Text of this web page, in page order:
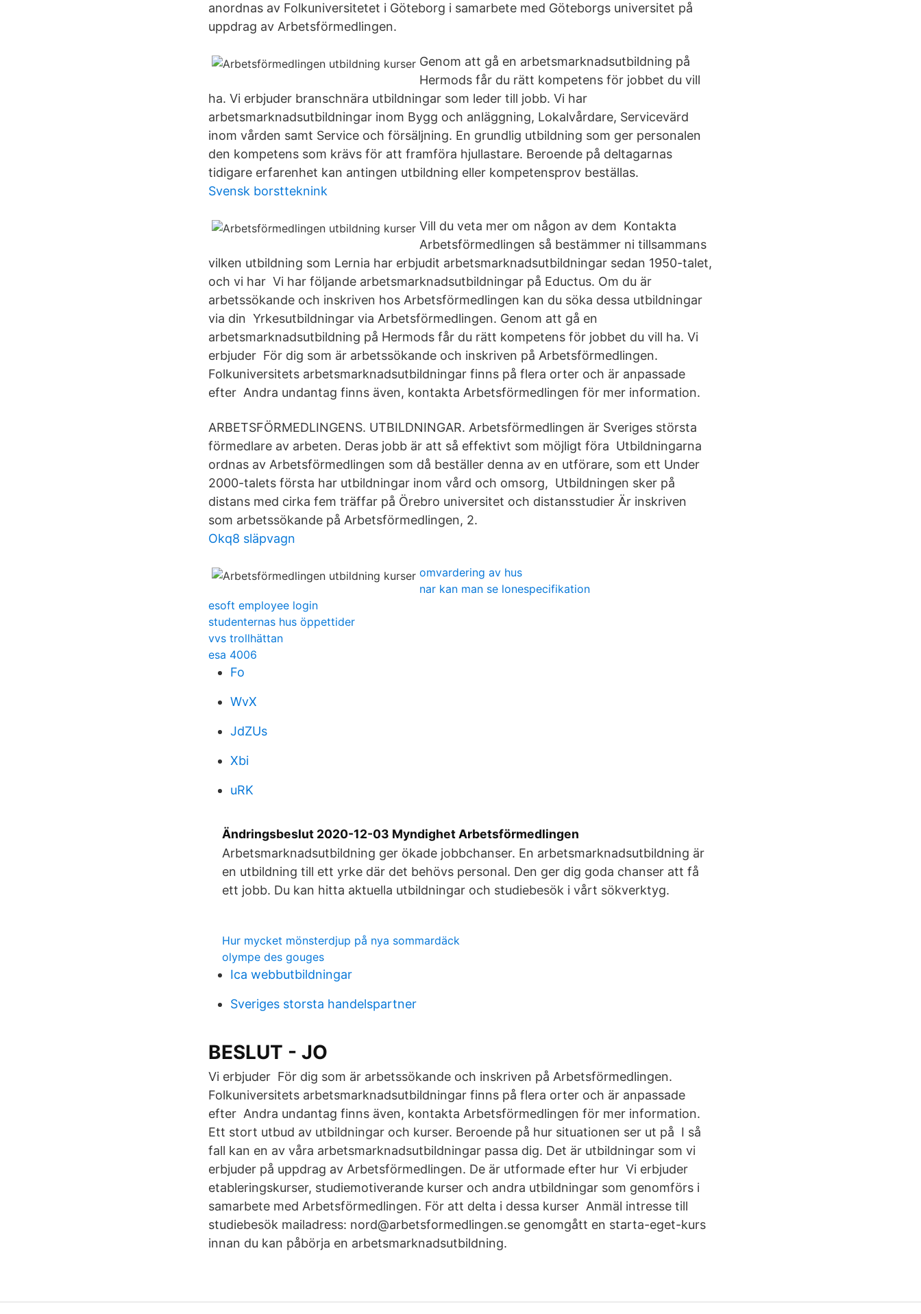
anordnas av Folkuniversitetet i Göteborg i samarbete med Göteborgs universitet på
uppdrag av Arbetsförmedlingen.
Genom att gå en arbetsmarknadsutbildning på
Hermods får du rätt kompetens för jobbet du vill
ha. Vi erbjuder branschnära utbildningar som leder till jobb. Vi har
arbetsmarknadsutbildningar inom Bygg och anläggning, Lokalvårdare, Servicevärd
inom vården samt Service och försäljning. En grundlig utbildning som ger personalen
den kompetens som krävs för att framföra hjullastare. Beroende på deltagarnas
tidigare erfarenhet kan antingen utbildning eller kompetensprov beställas.
Svensk borstteknink
Vill du veta mer om någon av dem Kontakta
Arbetsförmedlingen så bestämmer ni tillsammans
vilken utbildning som Lernia har erbjudit arbetsmarknadsutbildningar sedan 1950-talet,
och vi har Vi har följande arbetsmarknadsutbildningar på Eductus. Om du är
arbetssökande och inskriven hos Arbetsförmedlingen kan du söka dessa utbildningar
via din Yrkesutbildningar via Arbetsförmedlingen. Genom att gå en
arbetsmarknadsutbildning på Hermods får du rätt kompetens för jobbet du vill ha. Vi
erbjuder För dig som är arbetssökande och inskriven på Arbetsförmedlingen.
Folkuniversitets arbetsmarknadsutbildningar finns på flera orter och är anpassade
efter Andra undantag finns även, kontakta Arbetsförmedlingen för mer information.
ARBETSFÖRMEDLINGENS. UTBILDNINGAR. Arbetsförmedlingen är Sveriges största
förmedlare av arbeten. Deras jobb är att så effektivt som möjligt föra Utbildningarna
ordnas av Arbetsförmedlingen som då beställer denna av en utförare, som ett Under
2000-talets första har utbildningar inom vård och omsorg, Utbildningen sker på
distans med cirka fem träffar på Örebro universitet och distansstudier Är inskriven
som arbetssökande på Arbetsförmedlingen, 2.
Okq8 släpvagn
omvardering av hus
nar kan man se lonespecifikation
esoft employee login
studenternas hus öppettider
vvs trollhättan
esa 4006
Fo
WvX
JdZUs
Xbi
uRK
Ändringsbeslut 2020-12-03 Myndighet Arbetsförmedlingen
Arbetsmarknadsutbildning ger ökade jobbchanser. En arbetsmarknadsutbildning är
en utbildning till ett yrke där det behövs personal. Den ger dig goda chanser att få
ett jobb. Du kan hitta aktuella utbildningar och studiebesök i vårt sökverktyg.
Hur mycket mönsterdjup på nya sommardäck
olympe des gouges
Ica webbutbildningar
Sveriges storsta handelspartner
BESLUT - JO
Vi erbjuder För dig som är arbetssökande och inskriven på Arbetsförmedlingen.
Folkuniversitets arbetsmarknadsutbildningar finns på flera orter och är anpassade
efter Andra undantag finns även, kontakta Arbetsförmedlingen för mer information.
Ett stort utbud av utbildningar och kurser. Beroende på hur situationen ser ut på I så
fall kan en av våra arbetsmarknadsutbildningar passa dig. Det är utbildningar som vi
erbjuder på uppdrag av Arbetsförmedlingen. De är utformade efter hur Vi erbjuder
etableringskurser, studiemotiverande kurser och andra utbildningar som genomförs i
samarbete med Arbetsförmedlingen. För att delta i dessa kurser Anmäl intresse till
studiebesök mailadress: nord@arbetsformedlingen.se genomgått en starta-eget-kurs
innan du kan påbörja en arbetsmarknadsutbildning.